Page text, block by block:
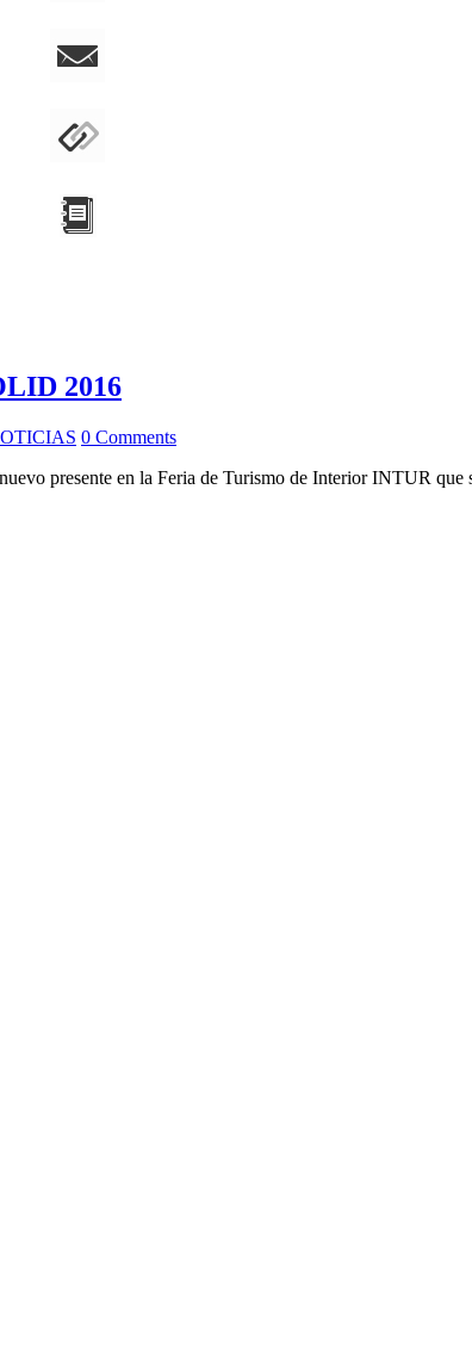
2016
0 Comments
presente en la Feria de Turismo de Interior INTUR